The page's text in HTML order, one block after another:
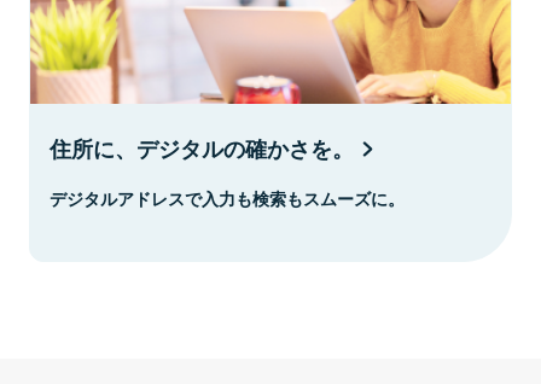
住所に、デジタルの確かさを。
デジタルアドレスで入力も検索もスムーズに。